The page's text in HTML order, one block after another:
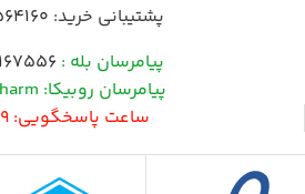
پشتیبانی خرید:
پیامرسان بله :
پیامرسان روبیکا: Mr_charm@
ساعت پاسخگویی: 9 تا 18